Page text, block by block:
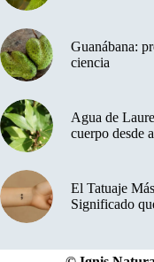
Guanábana:
ciencia
Agua de
cuerpo desde
El Tatuaje
Significado